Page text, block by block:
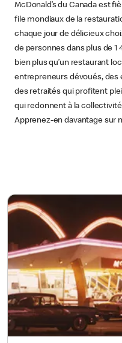
McDonald’s du Canada est
file mondiaux de la
chaque jour de délicieux
de personnes dans plus de
bien plus qu’un restaurant
entrepreneurs dévoués, des
des retraités qui profitent
qui redonnent à la
Apprenez-en davantage sur